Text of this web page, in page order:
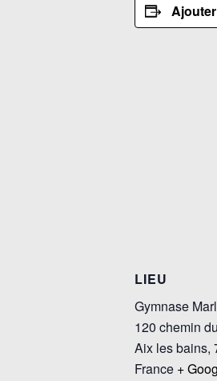
LIEU
Gymnase
120 chemin
Aix les bains,
France +